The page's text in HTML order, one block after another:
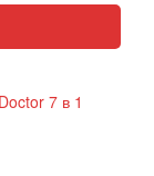
7 в 1